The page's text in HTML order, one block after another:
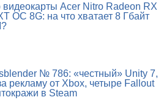
видеокарты Acer Nitro Radeon RX
OC 8G: на что хватает 8 Гбайт
№ 786: «честный» Unity 7,
рекламу от Xbox, четыре Fallout
в Steam